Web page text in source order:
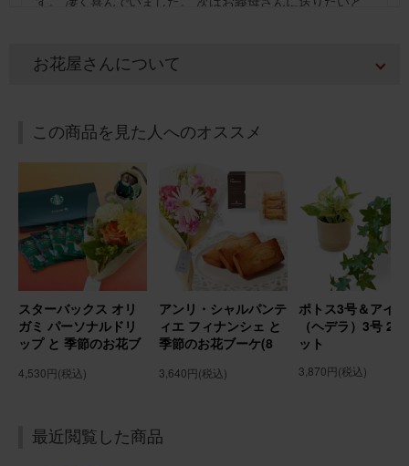
アレンジメント(黄色) Sサイズ Happy Birthday カード付き
誕生日プレゼントに
母の誕生日プレゼントに送りました。 花は好きだけれど、
自分で買うのは中々ハードルが高いので嬉しいと喜んでも
らえました。
アレンジメント(ピンク) Sサイズ
2026/02/02
用途：
誕生日
お花屋さんについて
この商品を見た人へのオススメ
スターバックス オリ
ガミ パーソナルドリ
ップ と 季節のお花ブ
youカード付き
4,530円(税込)
アンリ・シャルパンテ
ィエ フィナンシェ と
季節のお花ブーケ(8
ド付き
3,640円(税込)
ポトス3号＆アイ
（ヘデラ）3号 2
ット
3,870円(税込)
最近閲覧した商品